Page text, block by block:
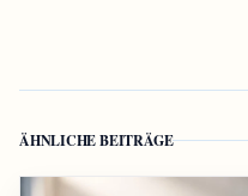
ÄHNLICHE BEITRÄGE